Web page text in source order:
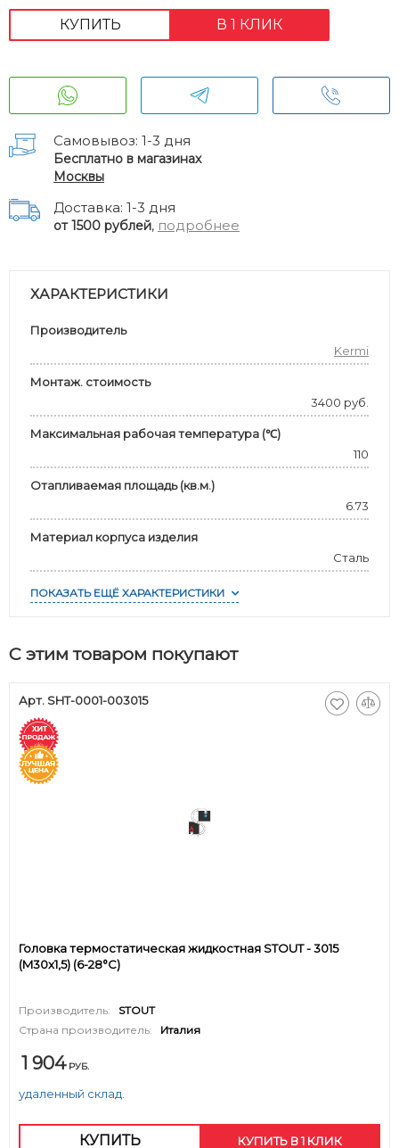
КУПИТЬ В 1 КЛИК
Самовывоз: 1-3 дня
Бесплатно в магазинах
Москвы
Доставка: 1-3 дня
от 1500 рублей, подробнее
ХАРАКТЕРИСТИКИ
Производитель
Kermi
Монтаж. стоимость
3400 руб.
Максимальная рабочая температура (℃)
110
Отапливаемая площадь (кв.м.)
6.73
Материал корпуса изделия
Сталь
ПОКАЗАТЬ ЕЩЁ ХАРАКТЕРИСТИКИ
С этим товаром покупают
Арт. SHT-0001-003015
Головка термостатическая жидкостная STOUT - 3015
(M30x1,5) (6-28°C)
Производитель:
STOUT
Страна производитель:
Италия
1 904 РУБ.
удаленный склад.
КУПИТЬ КУПИТЬ В 1 КЛИК